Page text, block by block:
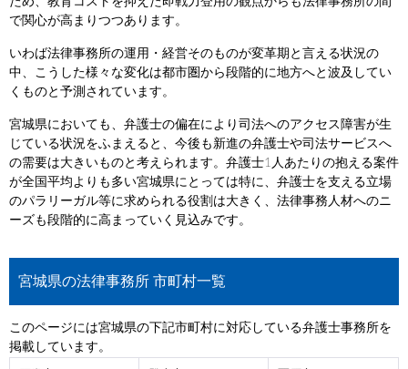
で関心が高まりつつあります。
いわば法律事務所の運用・経営そのものが変革期と言える状況の
中、こうした様々な変化は都市圏から段階的に地方へと波及してい
くものと予測されています。
宮城県においても、弁護士の偏在により司法へのアクセス障害が生
じている状況をふまえると、今後も新進の弁護士や司法サービスへ
の需要は大きいものと考えられます。弁護士1人あたりの抱える案件
が全国平均よりも多い宮城県にとっては特に、弁護士を支える立場
のパラリーガル等に求められる役割は大きく、法律事務人材へのニ
ーズも段階的に高まっていく見込みです。
宮城県の法律事務所 市町村一覧
このページには宮城県の下記市町村に対応している弁護士事務所を
掲載しています。